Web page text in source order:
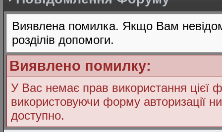
Виявлена помилка. Якщо Вам
розділів допомоги.
Виявлено помилку:
У Вас немає прав використання цієї
використовуючи форму авторизації
доступно.